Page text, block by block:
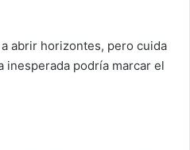
abrir horizontes, pero cuida
inesperada podría marcar el